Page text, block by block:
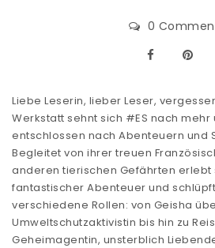
0
Liebe Leserin, lieber Leser,
Werkstatt sehnt sich #ES nach
entschlossen nach Abenteuern und
Begleitet von ihrer treuen
anderen tierischen Gefährten erlebt
fantastischer Abenteuer und
verschiedene Rollen: von Geisha
Umweltschutzaktivistin bis hin zu
Geheimagentin, unsterblich